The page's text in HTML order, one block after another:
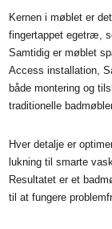
Kernen i møblet er
fingertappet egetræ,
Samtidig er møblet
Access installation,
både montering og
traditionelle
Hver detalje er
lukning til smarte
Resultatet er et
til at fungere